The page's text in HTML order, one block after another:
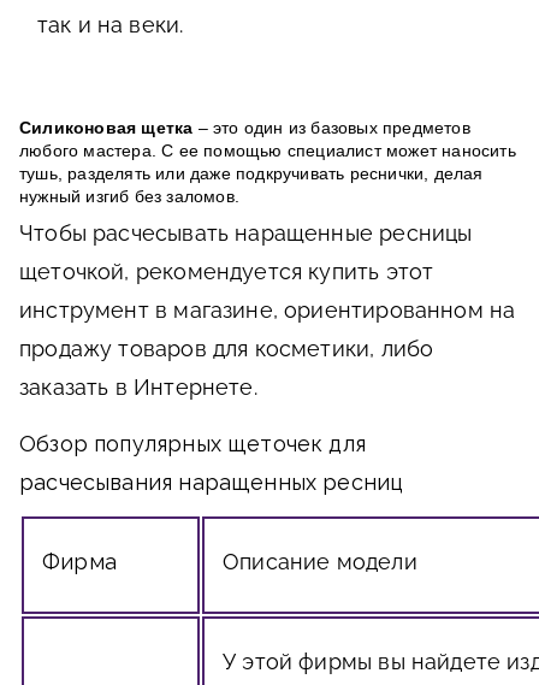
так и на веки.
Силиконовая щетка – это один из базовых предметов
любого мастера. С ее помощью специалист может наносить
тушь, разделять или даже подкручивать реснички, делая
нужный изгиб без заломов.
Чтобы расчесывать наращенные ресницы
щеточкой, рекомендуется купить этот
инструмент в магазине, ориентированном на
продажу товаров для косметики, либо
заказать в Интернете.
Обзор популярных щеточек для
расчесывания наращенных ресниц
Фирма Описание модели
У этой фирмы вы найдете